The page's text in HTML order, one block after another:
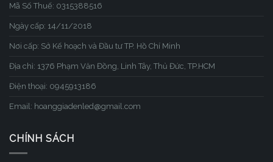
Mã Số Thuế: 0315388516
Ngày cấp: 14/11/2018
Nơi cấp: Sở Kế hoạch và Đầu tư TP. Hồ Chí Minh
Địa chỉ: 1376 Phạm Văn Đồng, Linh Tây, Thủ Đức, TP.HCM
Điện thoại: 0945913186
Email: hoanggiadenled@gmail.com
CHÍNH SÁCH